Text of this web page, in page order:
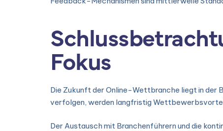
Fokus
Die Zukunft der Online-Wettbranche liegt in der
verfolgen, werden langfristig
Der Austausch mit Branchenführern und die